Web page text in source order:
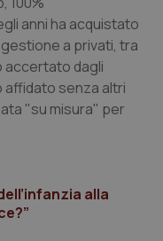
anni ha acquistato
a privati, tra
accertato dagli
senza altri
"su misura" per
alla